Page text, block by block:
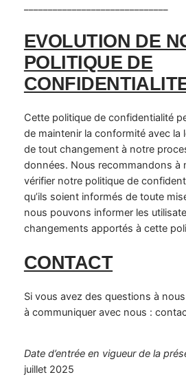
EVOLUTION DE
POLITIQUE DE
Cette politique de confidentialité
de maintenir la conformité avec la
de tout changement à notre
données. Nous recommandons à
vérifier notre politique de
qu’ils soient informés de toute
nous pouvons informer les
changements apportés à cette
CONTACT
Si vous avez des questions à
à communiquer avec nous :
Date d’entrée en vigueur de la
juillet 2025